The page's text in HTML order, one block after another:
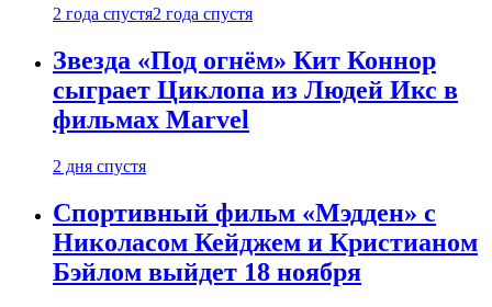
2 года спустя2 года спустя
Звезда «Под огнём» Кит Коннор
сыграет Циклопа из Людей Икс в
фильмах Marvel
2 дня спустя
Спортивный фильм «Мэдден» с
Николасом Кейджем и Кристианом
Бэйлом выйдет 18 ноября